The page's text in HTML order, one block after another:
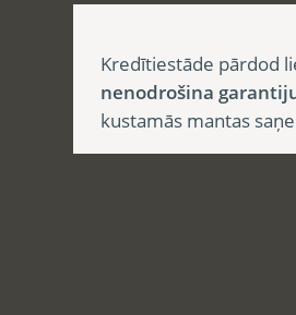
Kredītiestāde pārdod
nenodrošina
kustamās mantas